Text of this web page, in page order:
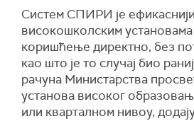
Систем СПИРИ је
високошколским
коришћење директно, без
као што је то случај био
рачуна Министарства
установа високог
или кварталном нивоу,